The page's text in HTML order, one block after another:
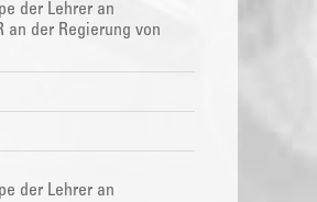
der Lehrer an
an der Regierung von
der Lehrer an